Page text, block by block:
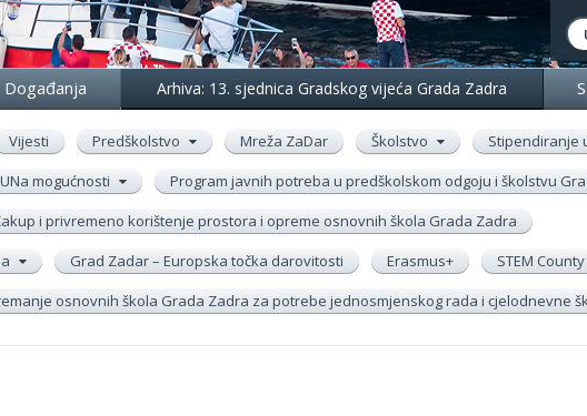
Događanja Arhiva: 13. sjednica Gradskog vijeća Grada Zadra
Vijesti Predškolstvo Mreža ZaDar Školstvo
Stipendiranje
mogućnosti
Program javnih potreba u predškolskom odgoju i školstvu
i privremeno korištenje prostora i opreme osnovnih škola Grada Zadra
Grad Zadar – Europska točka darovitosti Erasmus+
STEM County
osnovnih škola Grada Zadra za potrebe jednosmjenskog rada i cjelodnevne